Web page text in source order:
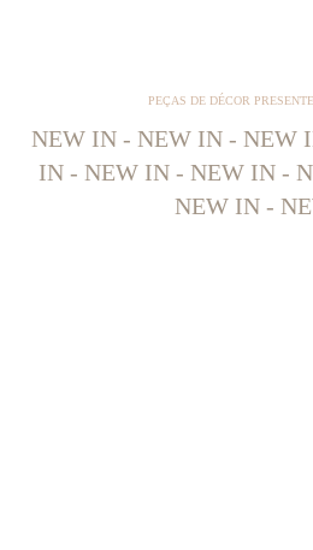
PEÇAS DE DÉCOR
NEW IN - NEW IN - NEW
IN - NEW IN - NEW IN -
NEW IN -